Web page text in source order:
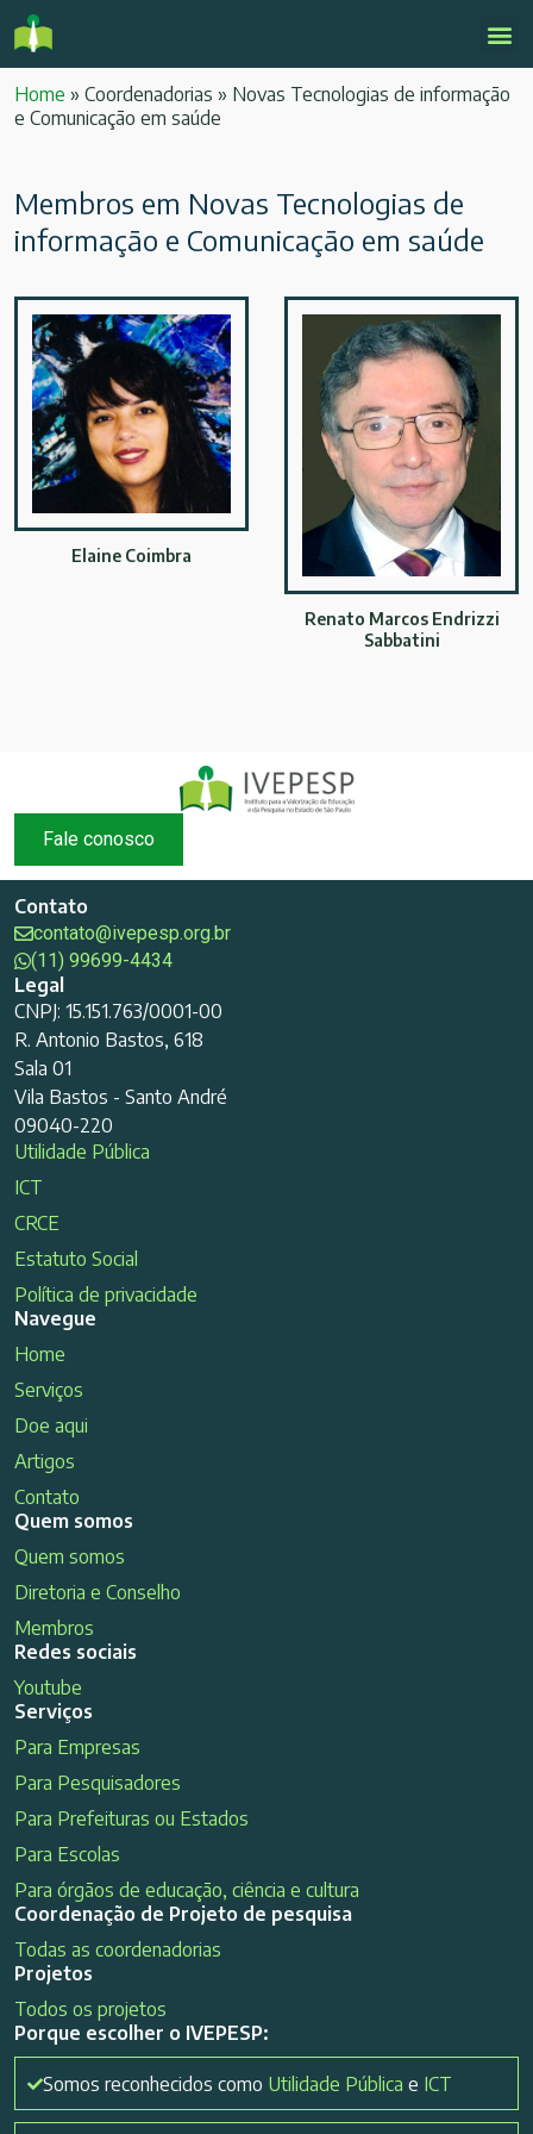
Home » Coordenadorias » Novas Tecnologias de informação
e Comunicação em saúde
Membros em Novas Tecnologias de
informação e Comunicação em saúde
Elaine Coimbra
Renato Marcos Endrizzi
Sabbatini
Fale conosco
Contato
contato@ivepesp.org.br
(11) 99699-4434
Legal
CNPJ: 15.151.763/0001-00
R. Antonio Bastos, 618
Sala 01
Vila Bastos - Santo André
09040-220
Utilidade Pública
ICT
CRCE
Estatuto Social
Política de privacidade
Navegue
Home
Serviços
Doe aqui
Artigos
Contato
Quem somos
Quem somos
Diretoria e Conselho
Membros
Redes sociais
Youtube
Serviços
Para Empresas
Para Pesquisadores
Para Prefeituras ou Estados
Para Escolas
Para órgãos de educação, ciência e cultura
Coordenação de Projeto de pesquisa
Todas as coordenadorias
Projetos
Todos os projetos
Porque escolher o IVEPESP:
Somos reconhecidos como Utilidade Pública e ICT